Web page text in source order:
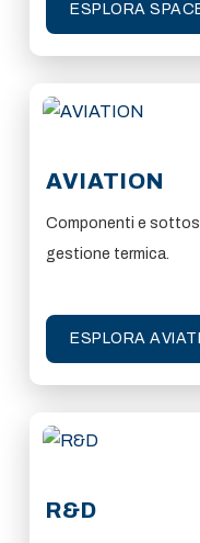
ESPLORA
AVIATION
Componenti e
gestione termica.
ESPLORA
R&D